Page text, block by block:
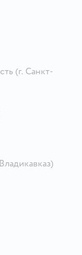
(г. Санкт-